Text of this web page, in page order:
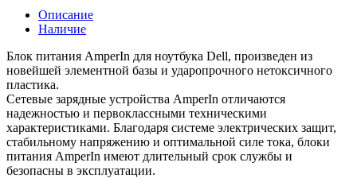
Описание
Наличие
Блок питания AmperIn для ноутбука Dell, произведен из
новейшей элементной базы и ударопрочного нетоксичного
пластика.
Сетевые зарядные устройства AmperIn отличаются
надежностью и первоклассными техническими
характеристиками. Благодаря системе электрических защит,
стабильному напряжению и оптимальной силе тока, блоки
питания AmperIn имеют длительный срок службы и
безопасны в эксплуатации.